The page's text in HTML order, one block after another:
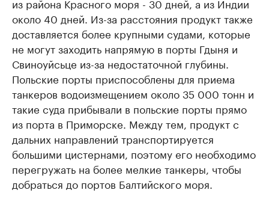
из района Красного моря - 30 дней, а из Индии
около 40 дней. Из-за расстояния продукт также
доставляется более крупными судами, которые
не могут заходить напрямую в порты Гдыня и
Свиноуйсьце из-за недостаточной глубины.
Польские порты приспособлены для приема
танкеров водоизмещением около 35 000 тонн и
такие суда прибывали в польские порты прямо
из порта в Приморске. Между тем, продукт с
дальних направлений транспортируется
большими цистернами, поэтому его необходимо
перегружать на более мелкие танкеры, чтобы
добраться до портов Балтийского моря.